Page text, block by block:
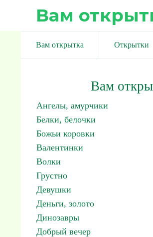
Вам
Вам открытка Открытки
Вам
Ангелы, амурчики
Белки, белочки
Божьи коровки
Валентинки
Волки
Грустно
Девушки
Деньги, золото
Динозавры
Добрый вечер